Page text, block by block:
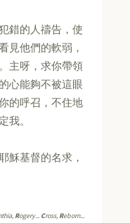
錯的人禱告，使
見他們的軟弱，
主呀，求你帶領
心能夠不被這眼
的呼召，不住地
我。
穌基督的名求，
Rogery... Cross, Reborn...